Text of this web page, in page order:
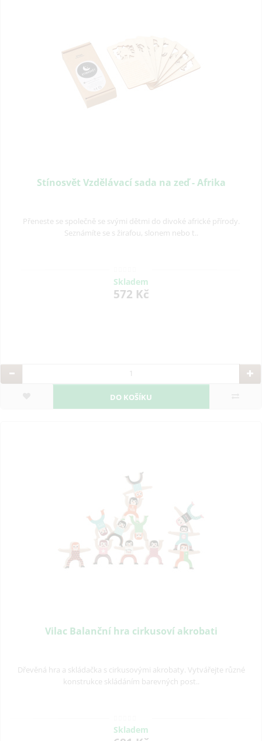
Stínosvět Vzdělávací sada na zeď - Afrika
Přeneste se společně se svými dětmi do divoké africké přírody.
Seznámíte se s žirafou, slonem nebo t..
Skladem
572 Kč
DO KOŠÍKU
Vilac Balanční hra cirkusoví akrobati
Dřevěná hra a skládačka s cirkusovými akrobaty. Vytvářejte různé
konstrukce skládáním barevných post..
Skladem